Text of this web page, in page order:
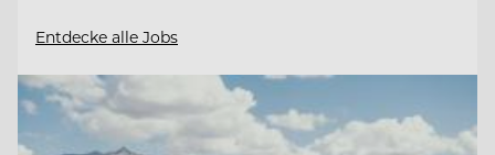
Entdecke alle Jobs